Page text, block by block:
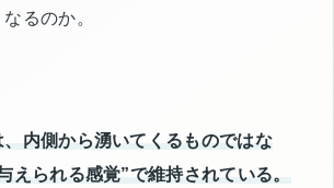
るのか。
内側から湧いてくるものではな
えられる感覚”で維持されている。